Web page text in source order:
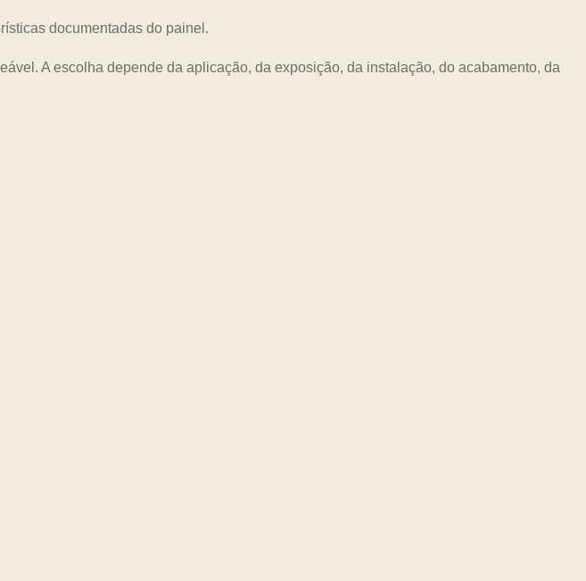
documentadas do painel.
A escolha depende da aplicação, da exposição, da instalação, do acabamento, da